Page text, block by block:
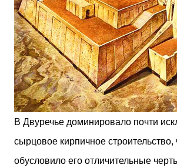
В Двуречье доминировало почти
сырцовое кирпичное строительство,
обусловило его отличительные